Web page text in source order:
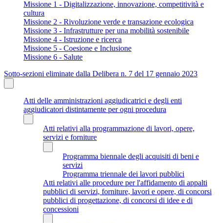
Missione 1 - Digitalizzazione, innovazione, competitività e
cultura
Missione 2 - Rivoluzione verde e transazione ecologica
Missione 3 - Infrastrutture per una mobilità sostenibile
Missione 4 - Istruzione e ricerca
Missione 5 - Coesione e Inclusione
Missione 6 - Salute
Sotto-sezioni eliminate dalla Delibera n. 7 del 17 gennaio 2023
Atti delle amministrazioni aggiudicatrici e degli enti
aggiudicatori distintamente per ogni procedura
Atti relativi alla programmazione di lavori, opere,
servizi e forniture
Programma biennale degli acquisiti di beni e
servizi
Programma triennale dei lavori pubblici
Atti relativi alle procedure per l'affidamento di appalti
pubblici di servizi, forniture, lavori e opere, di concorsi
pubblici di progettazione, di concorsi di idee e di
concessioni